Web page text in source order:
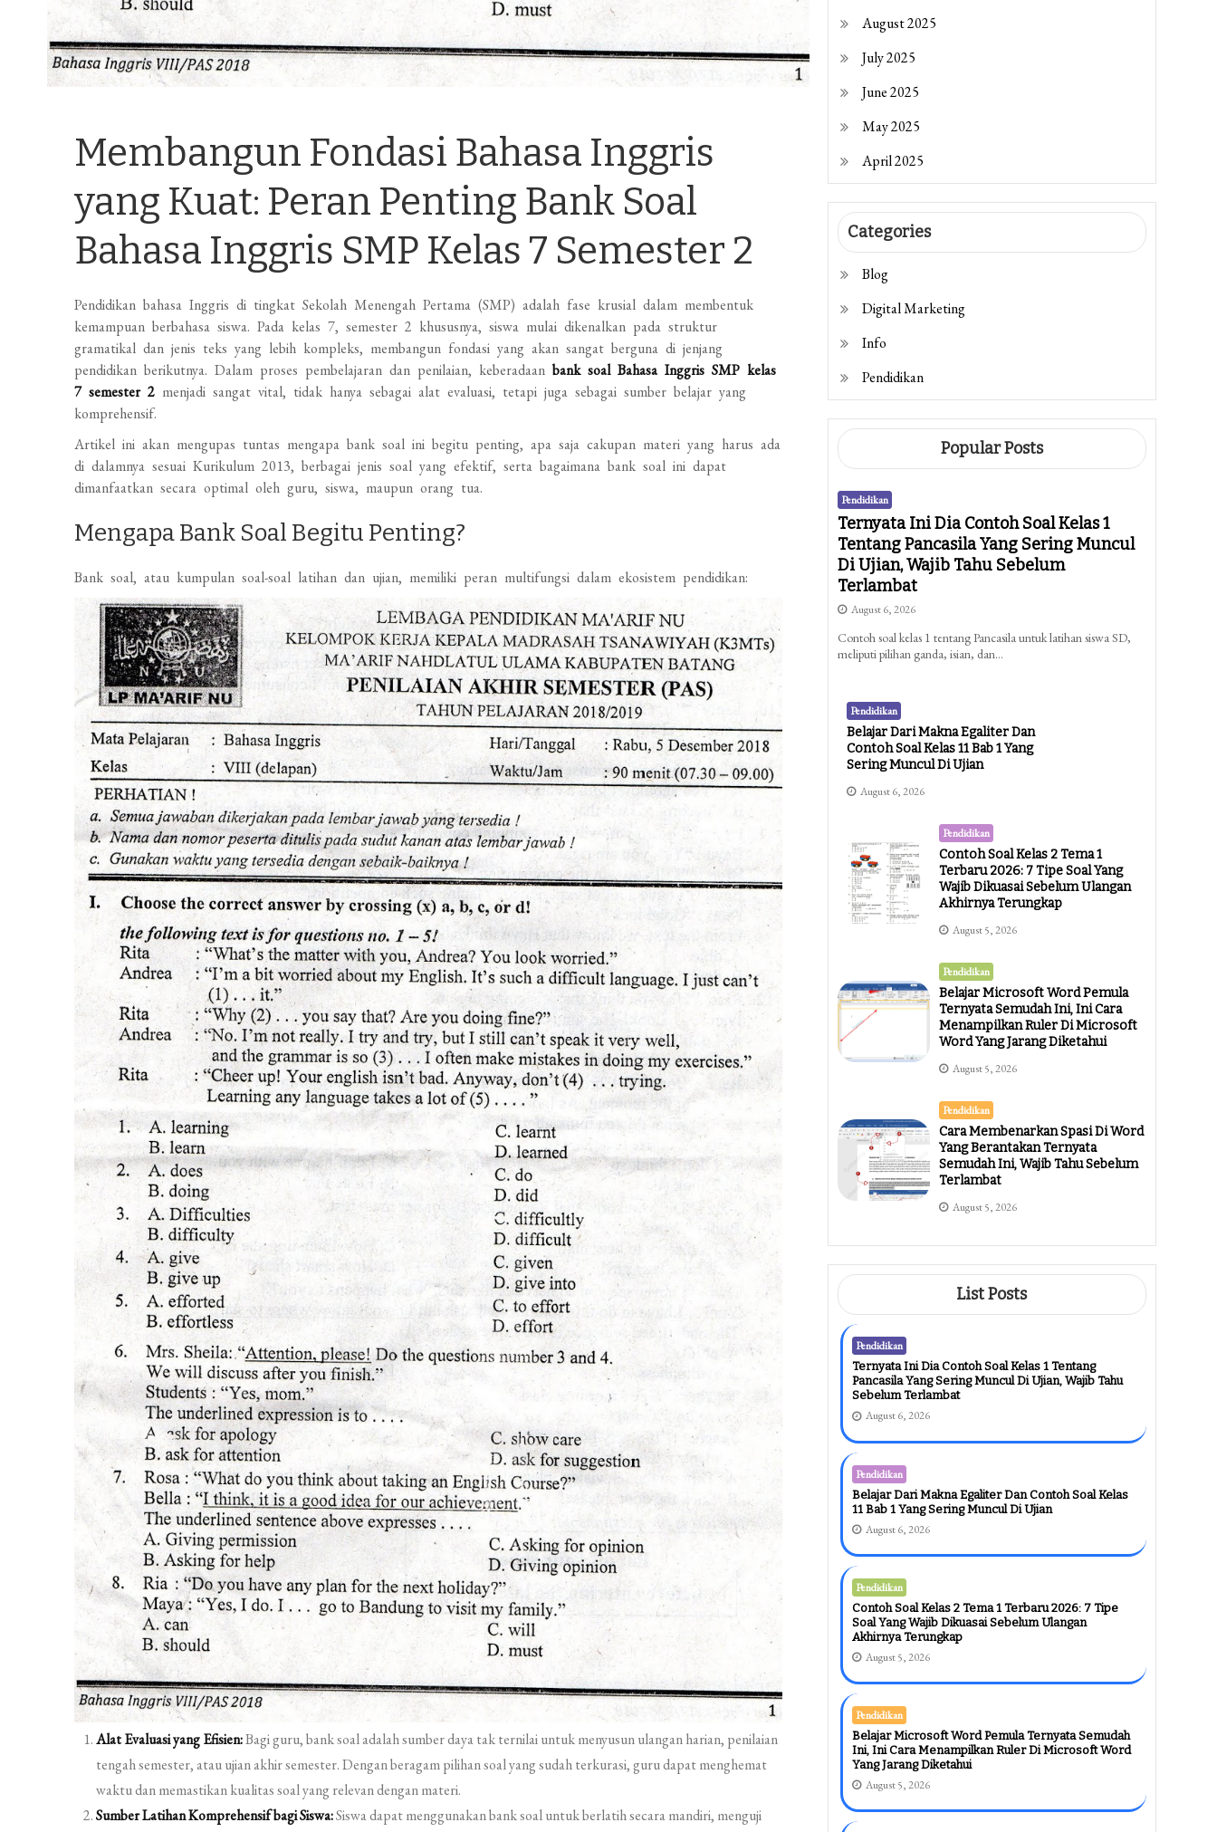
Membangun Fondasi Bahasa Inggris
yang Kuat: Peran Penting Bank Soal
Bahasa Inggris SMP Kelas 7 Semester 2
Pendidikan bahasa Inggris di tingkat Sekolah Menengah Pertama (SMP) adalah fase krusial dalam membentuk
kemampuan berbahasa siswa. Pada kelas 7, semester 2 khususnya, siswa mulai dikenalkan pada struktur
gramatikal dan jenis teks yang lebih kompleks, membangun fondasi yang akan sangat berguna di jenjang
pendidikan berikutnya. Dalam proses pembelajaran dan penilaian, keberadaanbank soal Bahasa Inggris SMP kelas
7 semester 2 menjadi sangat vital, tidak hanya sebagai alat evaluasi, tetapi juga sebagai sumber belajar yang
komprehensif.
Artikel ini akan mengupas tuntas mengapa bank soal ini begitu penting, apa saja cakupan materi yang harus ada
di dalamnya sesuai Kurikulum 2013, berbagai jenis soal yang efektif, serta bagaimana bank soal ini dapat
dimanfaatkan secara optimal oleh guru, siswa, maupun orang tua.
Mengapa Bank Soal Begitu Penting?
Bank soal, atau kumpulan soal-soal latihan dan ujian, memiliki peran multifungsi dalam ekosistem pendidikan:
Alat Evaluasi yang Efisien:Bagi guru, bank soal adalah sumber daya tak ternilai untuk menyusun ulangan harian, penilaian
tengah semester, atau ujian akhir semester. Dengan beragam pilihan soal yang sudah terkurasi, guru dapat menghemat
waktu dan memastikan kualitas soal yang relevan dengan materi.
Sumber Latihan Komprehensif bagi Siswa:Siswa dapat menggunakan bank soal untuk berlatih secara mandiri, menguji
August 2025
July 2025
June 2025
May 2025
April 2025
Categories
Blog
Digital Marketing
Info
Pendidikan
Popular Posts
Pendidikan
Ternyata Ini Dia Contoh Soal Kelas 1
Tentang Pancasila Yang Sering Muncul
Di Ujian, Wajib Tahu Sebelum
Terlambat
August 6, 2026
Contoh soal kelas 1 tentang Pancasila untuk latihan siswa SD,
meliputi pilihan ganda, isian, dan…
Pendidikan
Belajar Dari Makna Egaliter Dan
Contoh Soal Kelas 11 Bab 1 Yang
Sering Muncul Di Ujian
August 6, 2026
Pendidikan
Contoh Soal Kelas 2 Tema 1
Terbaru 2026: 7 Tipe Soal Yang
Wajib Dikuasai Sebelum Ulangan
Akhirnya Terungkap
August 5, 2026
Pendidikan
Belajar Microsoft Word Pemula
Ternyata Semudah Ini, Ini Cara
Menampilkan Ruler Di Microsoft
Word Yang Jarang Diketahui
August 5, 2026
Pendidikan
Cara Membenarkan Spasi Di Word
Yang Berantakan Ternyata
Semudah Ini, Wajib Tahu Sebelum
Terlambat
August 5, 2026
List Posts
Pendidikan
Ternyata Ini Dia Contoh Soal Kelas 1 Tentang
Pancasila Yang Sering Muncul Di Ujian, Wajib Tahu
Sebelum Terlambat
August 6, 2026
Pendidikan
Belajar Dari Makna Egaliter Dan Contoh Soal Kelas
11 Bab 1 Yang Sering Muncul Di Ujian
August 6, 2026
Pendidikan
Contoh Soal Kelas 2 Tema 1 Terbaru 2026: 7 Tipe
Soal Yang Wajib Dikuasai Sebelum Ulangan
Akhirnya Terungkap
August 5, 2026
Pendidikan
Belajar Microsoft Word Pemula Ternyata Semudah
Ini, Ini Cara Menampilkan Ruler Di Microsoft Word
Yang Jarang Diketahui
August 5, 2026